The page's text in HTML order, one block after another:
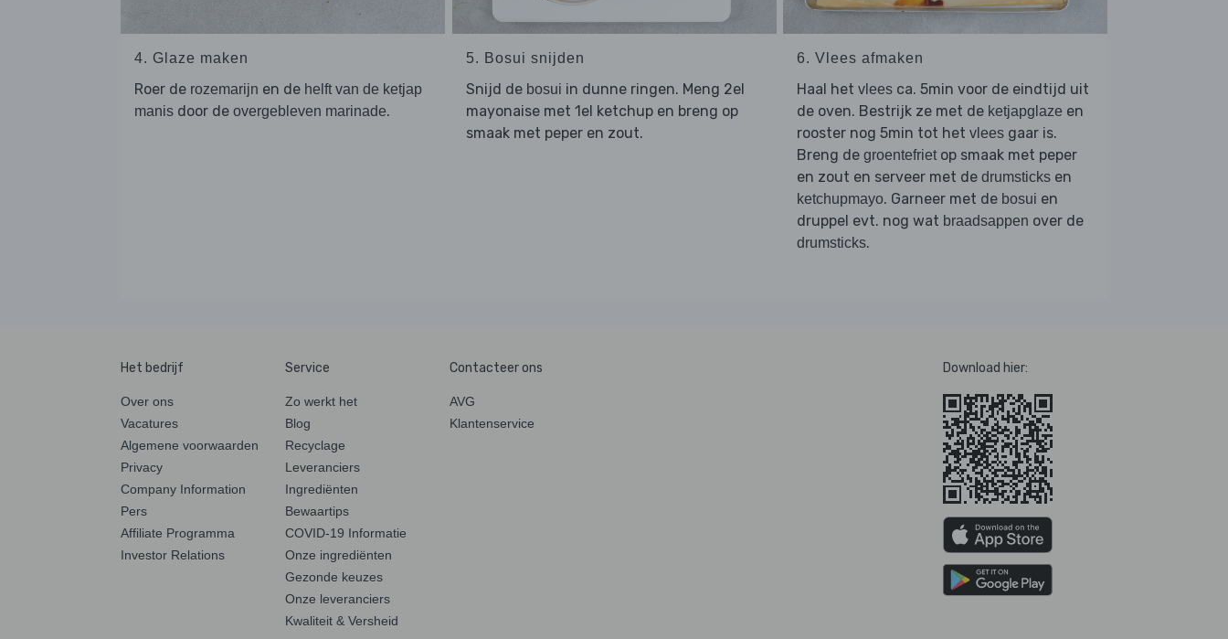
4. Glaze maken
Roer de rozemarijn en de helft van de ketjap
manis door de overgebleven marinade.
5. Bosui snijden
Snijd de bosui in dunne ringen. Meng 2el
mayonaise met 1el ketchup en breng op
smaak met peper en zout.
6. Vlees afmaken
Haal het vlees ca. 5min voor de eindtijd uit
de oven. Bestrijk ze met de ketjapglaze en
rooster nog 5min tot het vlees gaar is.
Breng de groentefriet op smaak met peper
en zout en serveer met de drumsticks en
ketchupmayo. Garneer met de bosui en
druppel evt. nog wat braadsappen over de
drumsticks.
Het bedrijf
Over ons
Vacatures
Algemene voorwaarden
Privacy
Company Information
Pers
Affiliate Programma
Investor Relations
Service
Zo werkt het
Blog
Recyclage
Leveranciers
Ingrediënten
Bewaartips
COVID-19 Informatie
Onze ingrediënten
Gezonde keuzes
Onze leveranciers
Kwaliteit & Versheid
Contacteer ons
AVG
Klantenservice
Download hier: